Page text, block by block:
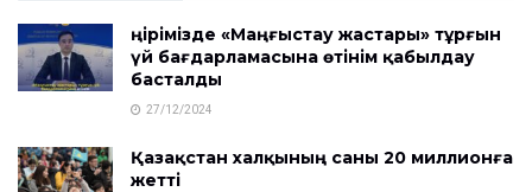
Өңірімізде «Маңғыстау жастары» тұрғын
үй бағдарламасына өтінім қабылдау
басталды
27/12/2024
Қазақстан халқының саны 20 миллионға
жетті